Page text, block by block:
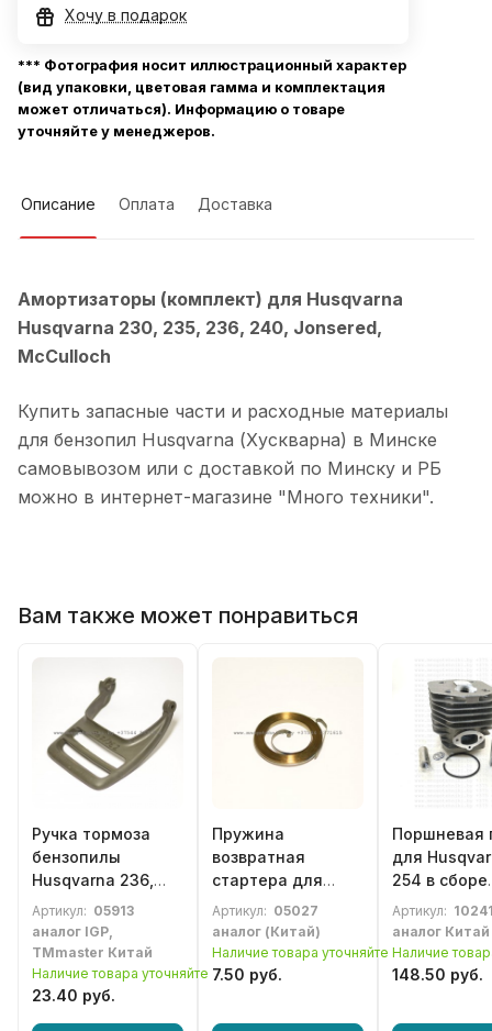
Хочу в подарок
*** Фотография носит иллюстрационный характер
(вид упаковки, цветовая гамма и комплектация
может отличаться). Информацию о товаре
уточняйте у менеджеров.
Описание Оплата Доставка
Амортизаторы (комплект) для Husqvarna
Husqvarna 230, 235, 236, 240, Jonsered,
McCulloch
Купить запасные части и расходные материалы
для бензопил Husqvarna (Хускварна) в Минске
самовывозом или с доставкой по Минску и РБ
можно в интернет-магазине "Много техники".
Вам также может понравиться
Ручка тормоза
бензопилы
Husqvarna 236,
240
Артикул: 05913
аналог IGP,
TMmaster Китай
Наличие товара уточняйте
23.40 руб.
Пружина
возвратная
стартера для
Husqvarna, Partner,
Jonsered ,
McCulloch
Артикул: 05027
аналог (Китай)
Наличие товара уточняйте
7.50 руб.
Поршневая
для
254 в сборе
(5035039-
Артикул:
аналог Китай
Наличие
148.50 руб.